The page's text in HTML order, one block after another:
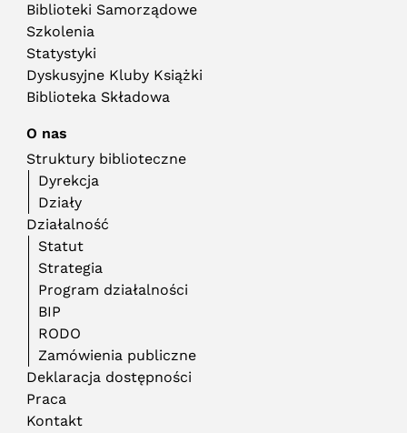
Biblioteki Samorządowe
Szkolenia
Statystyki
Dyskusyjne Kluby Książki
Biblioteka Składowa
O nas
Struktury biblioteczne
Dyrekcja
Działy
Działalność
Statut
Strategia
Program działalności
BIP
RODO
Zamówienia publiczne
Deklaracja dostępności
Praca
Kontakt